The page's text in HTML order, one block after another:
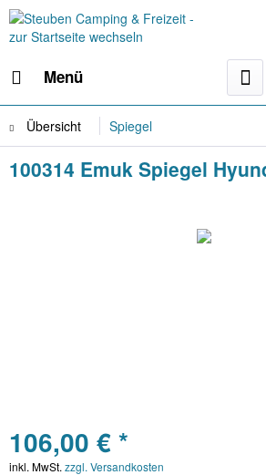
Menü
Übersicht Spiegel
100314 Emuk Spiegel
106,00 € *
inkl. MwSt. zzgl. Versandkosten